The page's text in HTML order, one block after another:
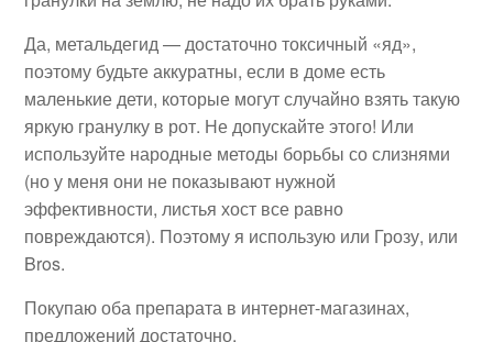
Да, метальдегид — достаточно токсичный «яд»,
поэтому будьте аккуратны, если в доме есть
маленькие дети, которые могут случайно взять такую
яркую гранулку в рот. Не допускайте этого! Или
используйте народные методы борьбы со слизнями
(но у меня они не показывают нужной
эффективности, листья хост все равно
повреждаются). Поэтому я использую или Грозу, или
Bros.
Покупаю оба препарата в интернет-магазинах,
предложений достаточно.